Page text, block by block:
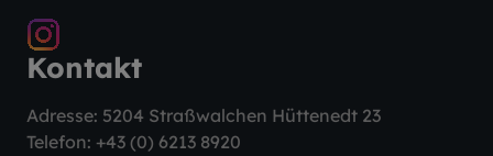
Kontakt
Adresse: 5204 Straßwalchen Hüttenedt 23
Telefon: +43 (0) 6213 8920